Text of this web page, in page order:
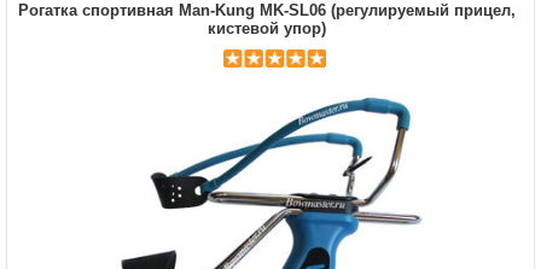
Рогатка спортивная Man-Kung MK-SL06 (регулируемый прицел,
кистевой упор)